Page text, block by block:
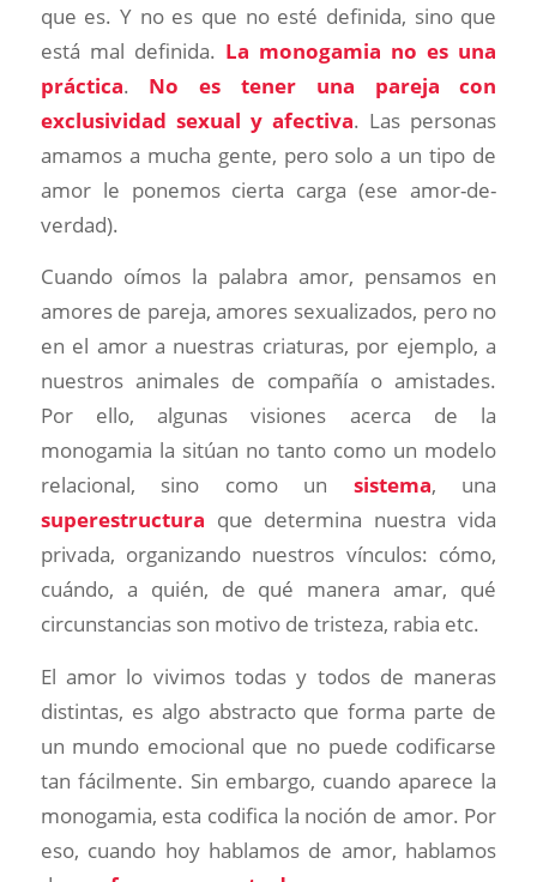
que es. Y no es que no esté definida, sino que
está mal definida. La monogamia no es una
práctica. No es tener una pareja con
exclusividad sexual y afectiva. Las personas
amamos a mucha gente, pero solo a un tipo de
amor le ponemos cierta carga (ese amor-de-
verdad).
Cuando oímos la palabra amor, pensamos en
amores de pareja, amores sexualizados, pero no
en el amor a nuestras criaturas, por ejemplo, a
nuestros animales de compañía o amistades.
Por ello, algunas visiones acerca de la
monogamia la sitúan no tanto como un modelo
relacional, sino como un sistema, una
superestructura que determina nuestra vida
privada, organizando nuestros vínculos: cómo,
cuándo, a quién, de qué manera amar, qué
circunstancias son motivo de tristeza, rabia etc.
El amor lo vivimos todas y todos de maneras
distintas, es algo abstracto que forma parte de
un mundo emocional que no puede codificarse
tan fácilmente. Sin embargo, cuando aparece la
monogamia, esta codifica la noción de amor. Por
eso, cuando hoy hablamos de amor, hablamos